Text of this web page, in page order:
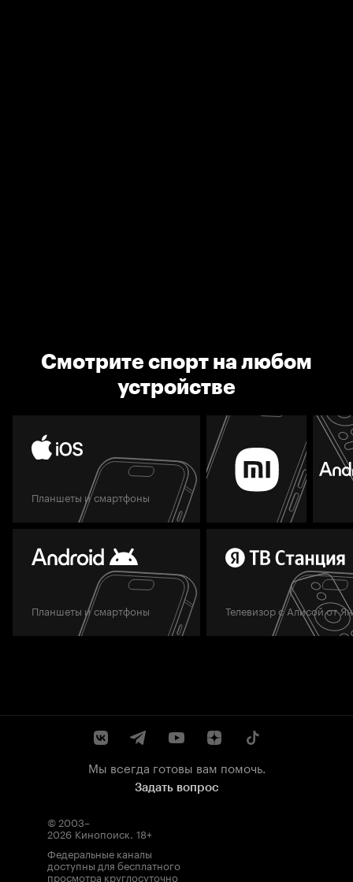
Смотрите спорт на любом
устройстве
Планшеты и смартфоны
Планшеты и смартфоны Телевизор с Алисой от
Мы всегда готовы вам помочь.
Задать вопрос
© 2003–
2026 Кинопоиск. 18+
Федеральные каналы
доступны для бесплатного
просмотра круглосуточно